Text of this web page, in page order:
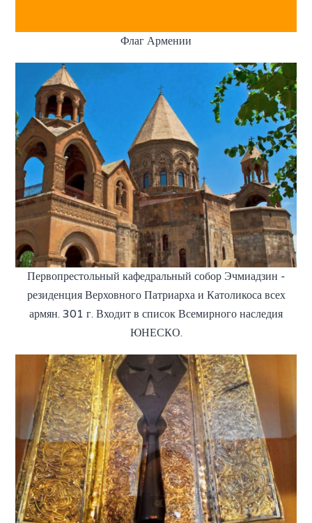
Флаг Армении
Первопрестольный кафедральный собор Эчмиадзин -
резиденция Верховного Патриарха и Католикоса всех
армян. 301 г. Входит в список Всемирного наследия
ЮНЕСКО.